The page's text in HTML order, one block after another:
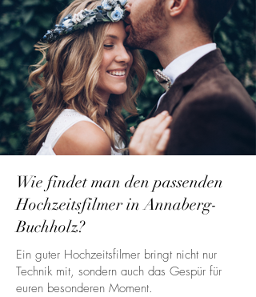
Wie findet man den passenden
Hochzeitsfilmer in Annaberg-
Buchholz?
Ein guter Hochzeitsfilmer bringt nicht nur
Technik mit, sondern auch das Gespür für
euren besonderen Moment.